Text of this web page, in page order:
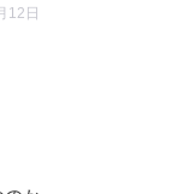
12日